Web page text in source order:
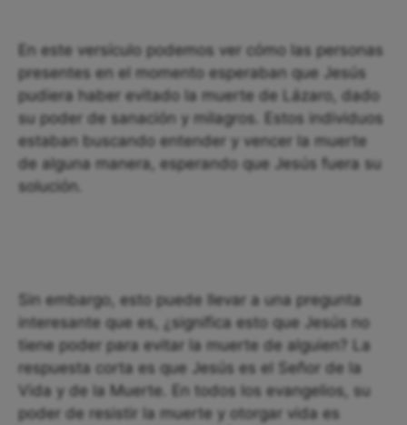
En este versículo podemos ver cómo las personas
presentes en el momento esperaban que Jesús
pudiera haber evitado la muerte de Lázaro, dado
su poder de sanación y milagros. Estos individuos
estaban buscando entender y vencer la muerte
de alguna manera, esperando que Jesús fuera su
solución.
Sin embargo, esto puede llevar a una pregunta
interesante que es, ¿significa esto que Jesús no
tiene poder para evitar la muerte de alguien? La
respuesta corta es que Jesús es el Señor de la
Vida y de la Muerte. En todos los evangelios, su
poder de resistir la muerte y otorgar vida es